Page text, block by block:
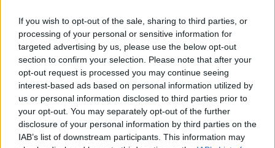
If you wish to opt-out of the sale, sharing to third parties, or
processing of your personal or sensitive information for
targeted advertising by us, please use the below opt-out
section to confirm your selection. Please note that after your
opt-out request is processed you may continue seeing
interest-based ads based on personal information utilized by
us or personal information disclosed to third parties prior to
your opt-out. You may separately opt-out of the further
disclosure of your personal information by third parties on the
IAB’s list of downstream participants. This information may